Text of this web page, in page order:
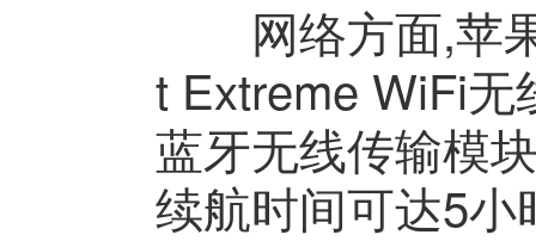
网络方面,苹果
t Extreme WiFi
蓝牙无线传输模
续航时间可达5小